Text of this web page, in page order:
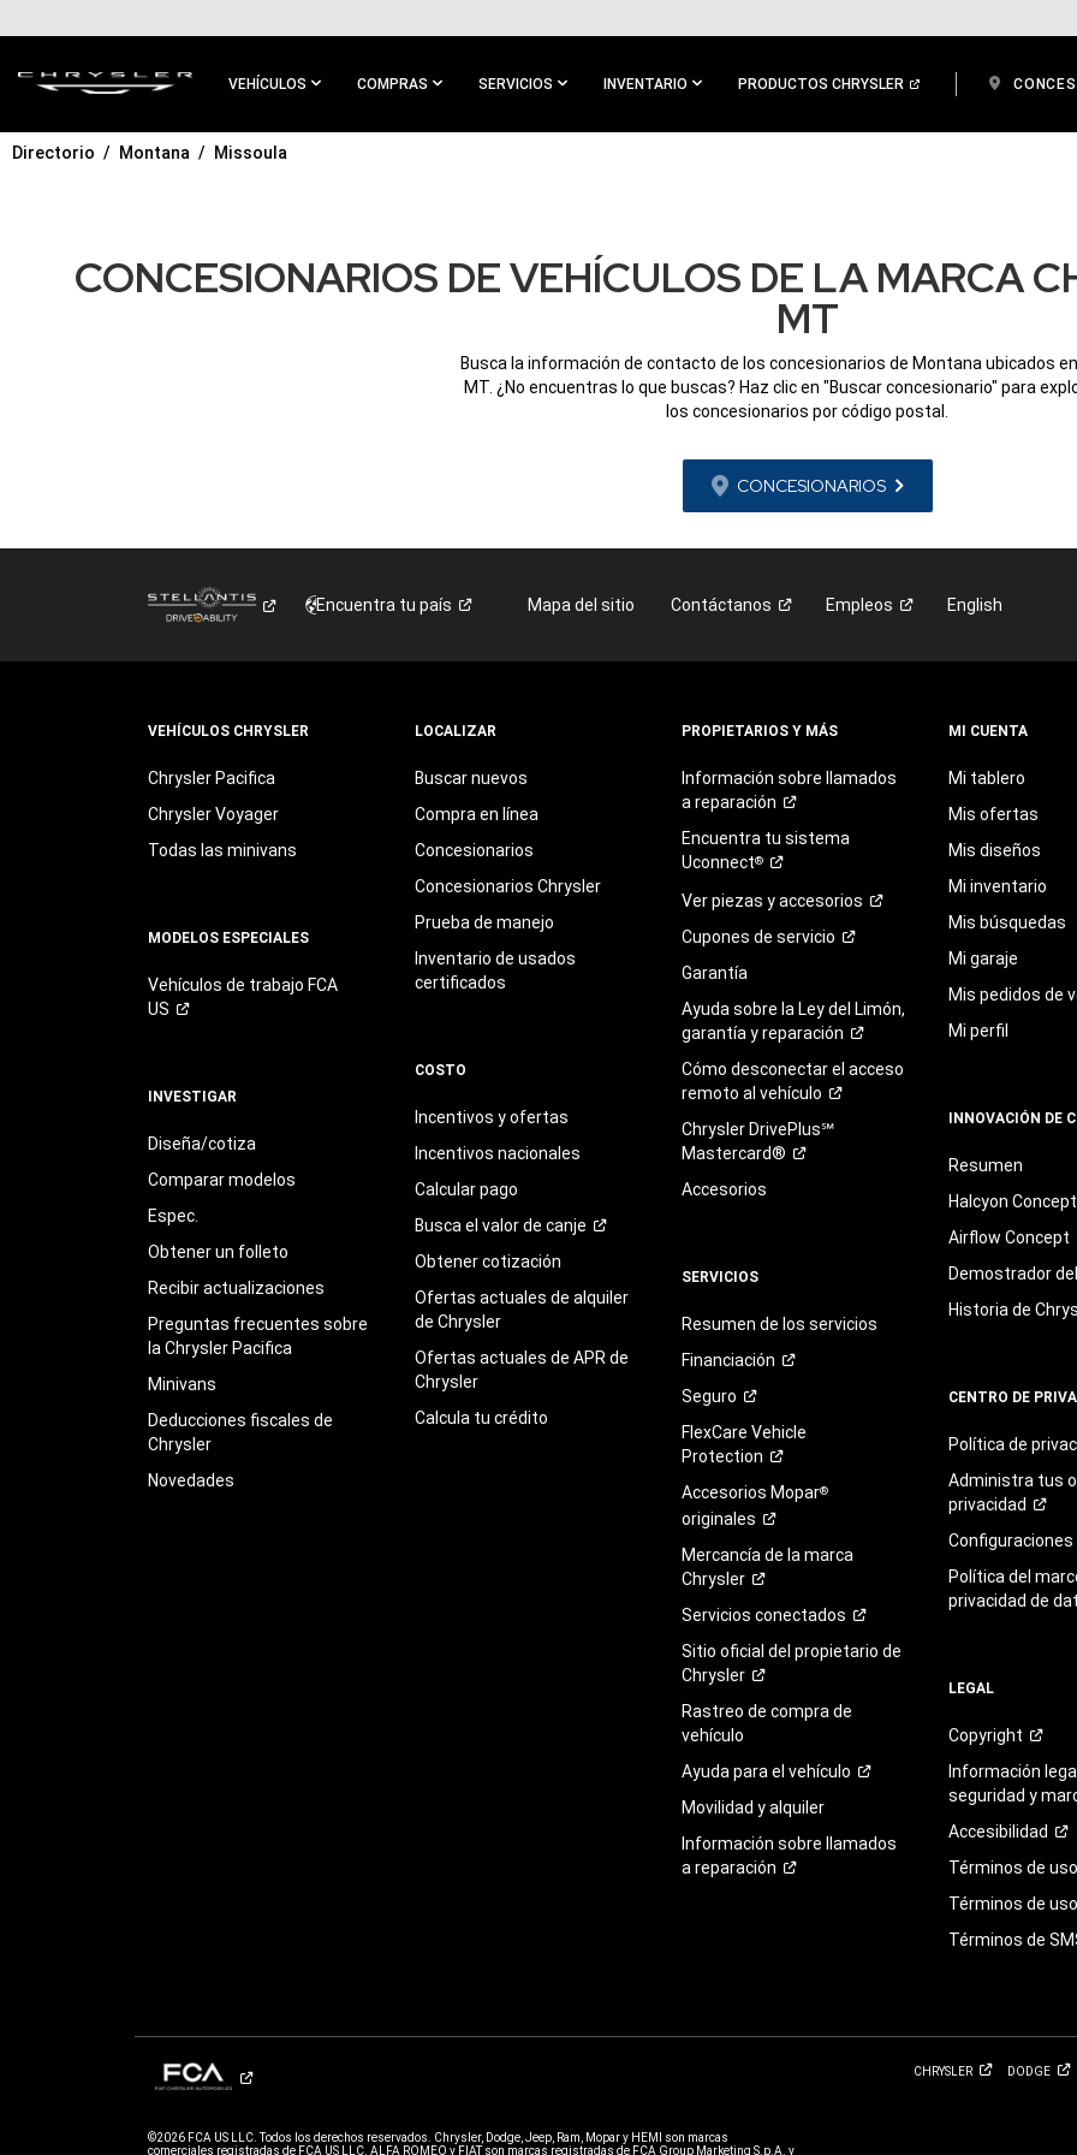
CONTENIDO
VEHÍCULOS COMPRAS SERVICIOS INVENTARIO PRODUCTOS CHRYSLER
IR A
Directorio Montana Missoula
CONCESIONARIOS DE VEHÍCULOS DE LA MARCA
MT
Busca la información de contacto de los concesionarios de Montana ubicados
MT. ¿No encuentras lo que buscas? Haz clic en "Buscar concesionario" para
los concesionarios por código postal.
CONCESIONARIOS
Encuentra tu país Mapa del sitio Contáctanos Empleos English
VEHÍCULOS CHRYSLER
Chrysler Pacifica
Chrysler Voyager
Todas las minivans
MODELOS ESPECIALES
Vehículos de trabajo FCA
US
INVESTIGAR
Diseña/cotiza
Comparar modelos
Espec.
Obtener un folleto
Recibir actualizaciones
Preguntas frecuentes sobre
la Chrysler Pacifica
Minivans
Deducciones fiscales de
Chrysler
Novedades
LOCALIZAR
Buscar nuevos
Compra en línea
Concesionarios
Concesionarios Chrysler
Prueba de manejo
Inventario de usados
certificados
COSTO
Incentivos y ofertas
Incentivos nacionales
Calcular pago
Busca el valor de canje
Obtener cotización
Ofertas actuales de alquiler
de Chrysler
Ofertas actuales de APR de
Chrysler
Calcula tu crédito
PROPIETARIOS Y MÁS
Información sobre llamados
a reparación
Encuentra tu sistema
Uconnect®
Ver piezas yaccesorios
Cupones de servicio
Garantía
Ayuda sobre la Ley del Limón,
garantía yreparación
Cómo desconectar el acceso
remoto al vehículo
Chrysler DrivePlus℠
Mastercard®
Accesorios
SERVICIOS
Resumen de los servicios
Financiación
Seguro
FlexCare Vehicle
Protection
Accesorios Mopar®
originales
Mercancía de la marca
Chrysler
Servicios conectados
Sitio oficial del propietario de
Chrysler
Rastreo de compra de
vehículo
Ayuda para el vehículo
Movilidad y alquiler
Información sobre llamados
a reparación
MI CUENTA
Mi tablero
Mis ofertas
Mis diseños
Mi inventario
Mis búsquedas
Mi garaje
Mis pedidos de
Mi perfil
INNOVACIÓN DE
Resumen
Halcyon Concept
Airflow Concept
Demostrador
Historia de
CENTRO DE
Política de
Administra tus
privacidad
Configuraciones
Política del
privacidad de
LEGAL
Copyright
Información
seguridad y
Accesibilidad
Términos deuso
Términos de
Términos de
CHRYSLER DODGE
©2026 FCA US LLC. Todos los derechos reservados. Chrysler, Dodge, Jeep, Ram, Mopar y HEMI son marcas
comerciales registradas de FCA US LLC. ALFA ROMEO y FIAT son marcas registradas de FCA Group Marketing S.p.A. y